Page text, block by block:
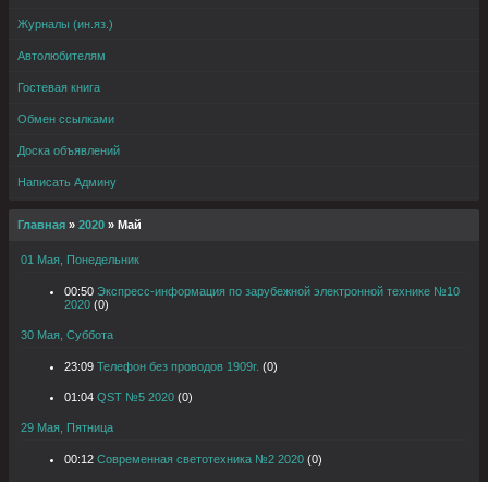
Журналы (ин.яз.)
Автолюбителям
Гостевая книга
Обмен ссылками
Доска объявлений
Написать Админу
Главная » 2020 » Май
01 Мая, Понедельник
00:50 Экспресс-информация по зарубежной электронной технике №10
2020 (0)
30 Мая, Суббота
23:09 Телефон без проводов 1909г. (0)
01:04 QST №5 2020 (0)
29 Мая, Пятница
00:12 Современная светотехника №2 2020 (0)